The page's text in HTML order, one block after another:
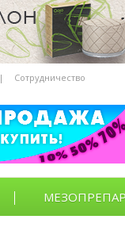
| Сотрудничество